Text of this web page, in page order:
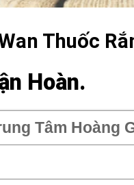
Thuốc
Hoàn.
Tâm Hoàng